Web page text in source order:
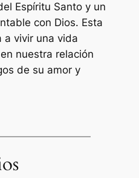
Espíritu Santo y un
con Dios. Esta
a vivir una vida
nuestra relación
de su amor y